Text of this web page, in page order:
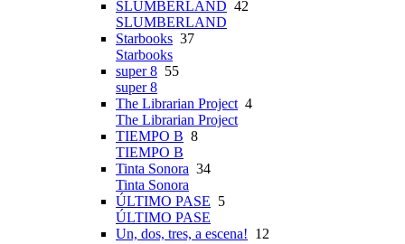
SLUMBERLAND 42
SLUMBERLAND
Starbooks 37
Starbooks
super 8 55
super 8
The Librarian Project 4
The Librarian Project
TIEMPO B 8
TIEMPO B
Tinta Sonora 34
Tinta Sonora
ÚLTIMO PASE 5
ÚLTIMO PASE
Un, dos, tres, a escena! 12